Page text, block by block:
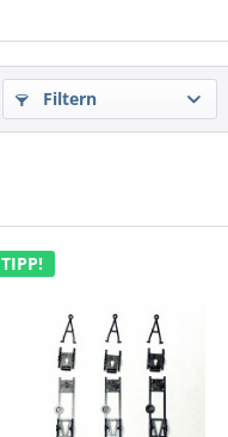
Filtern
TIPP!